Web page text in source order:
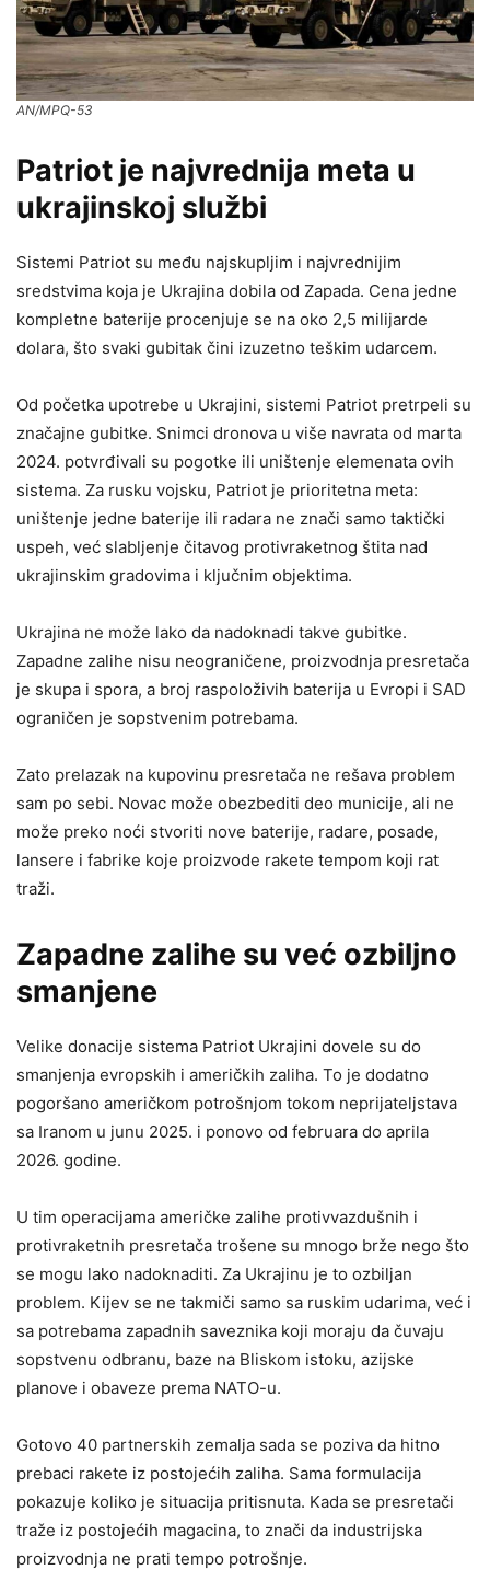
AN/MPQ-53
Patriot je najvrednija meta u
ukrajinskoj službi
Sistemi Patriot su među najskupljim i najvrednijim
sredstvima koja je Ukrajina dobila od Zapada. Cena jedne
kompletne baterije procenjuje se na oko 2,5 milijarde
dolara, što svaki gubitak čini izuzetno teškim udarcem.
Od početka upotrebe u Ukrajini, sistemi Patriot pretrpeli su
značajne gubitke. Snimci dronova u više navrata od marta
2024. potvrđivali su pogotke ili uništenje elemenata ovih
sistema. Za rusku vojsku, Patriot je prioritetna meta:
uništenje jedne baterije ili radara ne znači samo taktički
uspeh, već slabljenje čitavog protivraketnog štita nad
ukrajinskim gradovima i ključnim objektima.
Ukrajina ne može lako da nadoknadi takve gubitke.
Zapadne zalihe nisu neograničene, proizvodnja presretača
je skupa i spora, a broj raspoloživih baterija u Evropi i SAD
ograničen je sopstvenim potrebama.
Zato prelazak na kupovinu presretača ne rešava problem
sam po sebi. Novac može obezbediti deo municije, ali ne
može preko noći stvoriti nove baterije, radare, posade,
lansere i fabrike koje proizvode rakete tempom koji rat
traži.
Zapadne zalihe su već ozbiljno
smanjene
Velike donacije sistema Patriot Ukrajini dovele su do
smanjenja evropskih i američkih zaliha. To je dodatno
pogoršano američkom potrošnjom tokom neprijateljstava
sa Iranom u junu 2025. i ponovo od februara do aprila
2026. godine.
U tim operacijama američke zalihe protivvazdušnih i
protivraketnih presretača trošene su mnogo brže nego što
se mogu lako nadoknaditi. Za Ukrajinu je to ozbiljan
problem. Kijev se ne takmiči samo sa ruskim udarima, već i
sa potrebama zapadnih saveznika koji moraju da čuvaju
sopstvenu odbranu, baze na Bliskom istoku, azijske
planove i obaveze prema NATO-u.
Gotovo 40 partnerskih zemalja sada se poziva da hitno
prebaci rakete iz postojećih zaliha. Sama formulacija
pokazuje koliko je situacija pritisnuta. Kada se presretači
traže iz postojećih magacina, to znači da industrijska
proizvodnja ne prati tempo potrošnje.